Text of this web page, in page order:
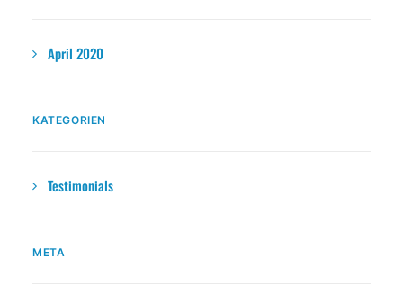
April 2020
KATEGORIEN
Testimonials
META